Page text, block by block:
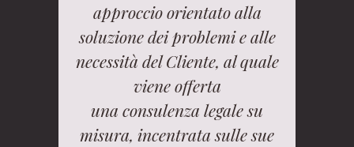
approccio orientato alla
soluzione dei problemi e alle
necessità del Cliente, al quale
viene offerta
una consulenza legale su
misura, incentrata sulle sue